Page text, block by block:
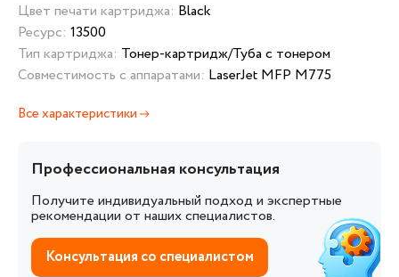
Цвет печати картриджа: Black
Ресурс: 13500
Тип картриджа: Тонер-картридж/Туба с тонером
Совместимость с аппаратами: LaserJet MFP M775
Все характеристики
Профессиональная консультация
Получите индивидуальный подход и экспертные
рекомендации от наших специалистов.
Консультация со специалистом